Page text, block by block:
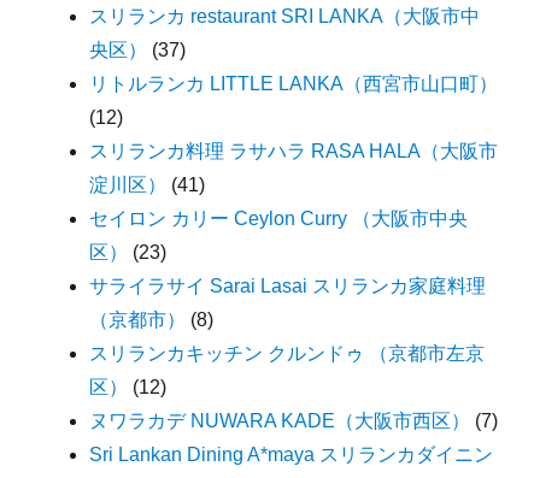
スリランカ restaurant SRI LANKA（大阪市中
央区）
(37)
リトルランカ LITTLE LANKA（西宮市山口町）
(12)
スリランカ料理 ラサハラ RASA HALA（大阪市
淀川区）
(41)
セイロン カリー Ceylon Curry （大阪市中央
区）
(23)
サライラサイ Sarai Lasai スリランカ家庭料理
（京都市）
(8)
スリランカキッチン クルンドゥ （京都市左京
区）
(12)
ヌワラカデ NUWARA KADE（大阪市西区）
(7)
Sri Lankan Dining A*maya スリランカダイニン